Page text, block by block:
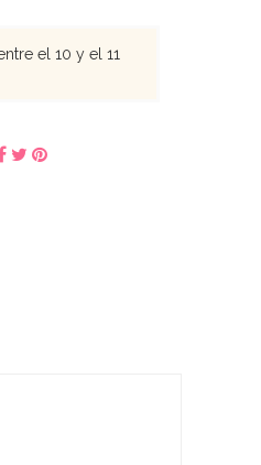
el 10 y el 11